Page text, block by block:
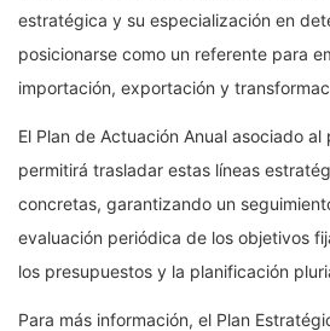
estratégica y su especialización en
posicionarse como un referente para
importación, exportación y
El Plan de Actuación Anual asociado
permitirá trasladar estas líneas
concretas, garantizando un
evaluación periódica de los objetivos
los presupuestos y la planificación
Para más información, el Plan